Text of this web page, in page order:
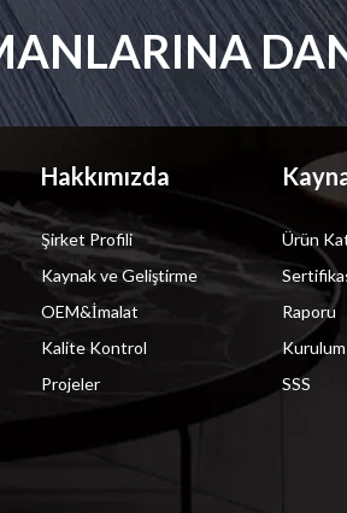
Hakkımızda
Şirket Profili
Kaynak ve Geliştirme
OEM&İmalat
Kalite Kontrol
Projeler
Ürün
Raporu
SSS